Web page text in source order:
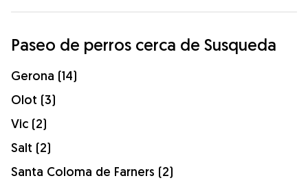
Paseo de perros cerca de Susqueda
Gerona (14)
Olot (3)
Vic (2)
Salt (2)
Santa Coloma de Farners (2)